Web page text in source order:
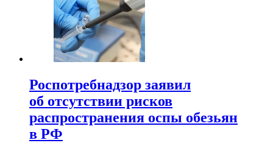
Роспотребнадзор заявил
об отсутствии рисков
распространения оспы обезьян
в РФ